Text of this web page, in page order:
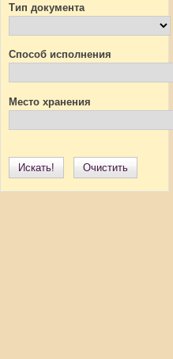
Тип документа
Способ исполнения
Место хранения